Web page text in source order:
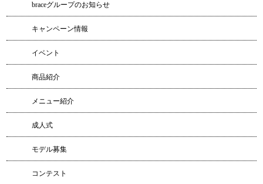
braceグループのお知らせ
キャンペーン情報
イベント
商品紹介
メニュー紹介
成人式
モデル募集
コンテスト